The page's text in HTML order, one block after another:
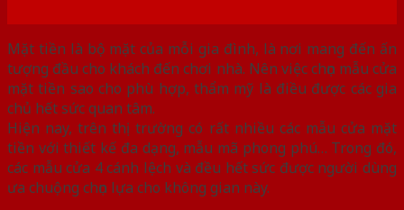
Mặt tiền là bộ mặt của mỗi gia đình, là nơi mang đến ấn
tượng đầu cho khách đến chơi nhà. Nên việc chọn mẫu cửa
mặt tiền sao cho phù hợp, thẩm mỹ là điều được các gia
chủ hết sức quan tâm.
Hiện nay, trên thị trường có rất nhiều các mẫu cửa mặt
tiền với thiết kế đa dạng, mẫu mã phong phú… Trong đó,
các mẫu cửa 4 cánh lệch và đều hết sức được người dùng
ưa chuộng chọn lựa cho không gian này.